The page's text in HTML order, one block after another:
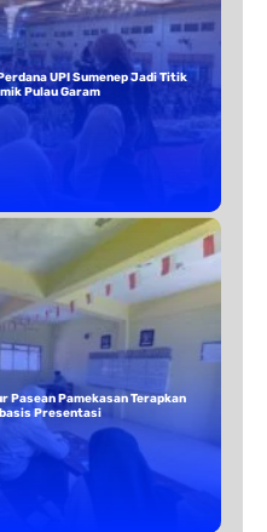
UPI Sumenep Jadi Titik
Pulau Garam
Pasean Pamekasan Terapkan
Presentasi